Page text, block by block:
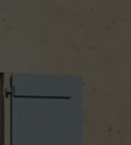
qui
de deux
amoureux
tarder.